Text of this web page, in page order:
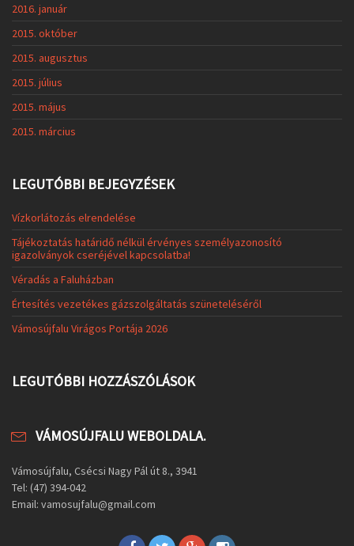
2016. január
2015. október
2015. augusztus
2015. július
2015. május
2015. március
LEGUTÓBBI BEJEGYZÉSEK
Vízkorlátozás elrendelése
Tájékoztatás határidő nélkül érvényes személyazonosító
igazolványok cseréjével kapcsolatba!
Véradás a Faluházban
Értesítés vezetékes gázszolgáltatás szüneteléséről
Vámosújfalu Virágos Portája 2026
LEGUTÓBBI HOZZÁSZÓLÁSOK
VÁMOSÚJFALU WEBOLDALA.
Vámosújfalu, Csécsi Nagy Pál út 8., 3941
Tel: (47) 394-042
Email: vamosujfalu@gmail.com